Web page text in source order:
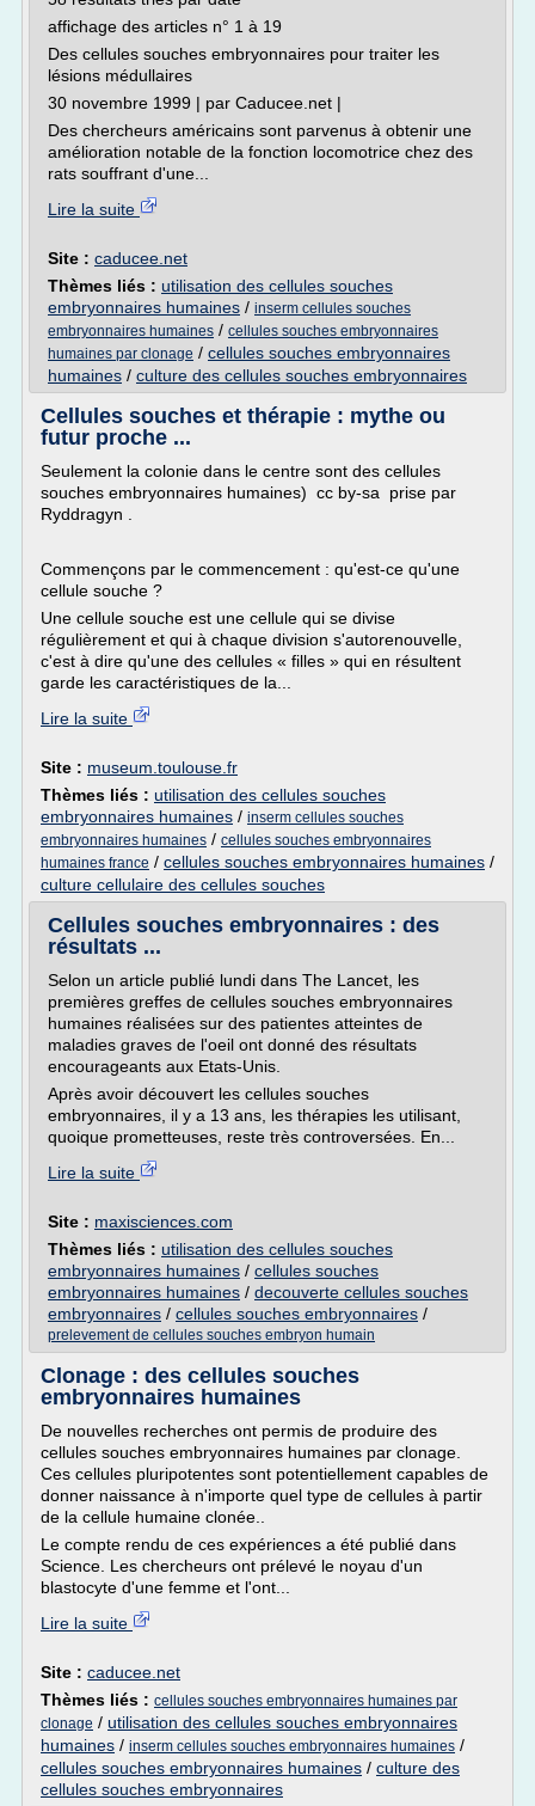
affichage des articles n° 1 à 19
Des cellules souches embryonnaires pour traiter les
lésions médullaires
30 novembre 1999 | par Caducee.net |
Des chercheurs américains sont parvenus à obtenir une
amélioration notable de la fonction locomotrice chez des
rats souffrant d'une...
Lire la suite
Site : caducee.net
Thèmes liés : utilisation des cellules souches
embryonnaires humaines / inserm cellules souches
embryonnaires humaines / cellules souches embryonnaires
humaines par clonage / cellules souches embryonnaires
humaines / culture des cellules souches embryonnaires
Cellules souches et thérapie : mythe ou
futur proche ...
Seulement la colonie dans le centre sont des cellules
souches embryonnaires humaines) cc by-sa prise par
Ryddragyn .
Commençons par le commencement : qu'est-ce qu'une
cellule souche ?
Une cellule souche est une cellule qui se divise
régulièrement et qui à chaque division s'autorenouvelle,
c'est à dire qu'une des cellules « filles » qui en résultent
garde les caractéristiques de la...
Lire la suite
Site : museum.toulouse.fr
Thèmes liés : utilisation des cellules souches
embryonnaires humaines / inserm cellules souches
embryonnaires humaines / cellules souches embryonnaires
humaines france / cellules souches embryonnaires humaines /
culture cellulaire des cellules souches
Cellules souches embryonnaires : des
résultats ...
Selon un article publié lundi dans The Lancet, les
premières greffes de cellules souches embryonnaires
humaines réalisées sur des patientes atteintes de
maladies graves de l'oeil ont donné des résultats
encourageants aux Etats-Unis.
Après avoir découvert les cellules souches
embryonnaires, il y a 13 ans, les thérapies les utilisant,
quoique prometteuses, reste très controversées. En...
Lire la suite
Site : maxisciences.com
Thèmes liés : utilisation des cellules souches
embryonnaires humaines / cellules souches
embryonnaires humaines / decouverte cellules souches
embryonnaires / cellules souches embryonnaires /
prelevement de cellules souches embryon humain
Clonage : des cellules souches
embryonnaires humaines
De nouvelles recherches ont permis de produire des
cellules souches embryonnaires humaines par clonage.
Ces cellules pluripotentes sont potentiellement capables de
donner naissance à n'importe quel type de cellules à partir
de la cellule humaine clonée..
Le compte rendu de ces expériences a été publié dans
Science. Les chercheurs ont prélevé le noyau d'un
blastocyte d'une femme et l'ont...
Lire la suite
Site : caducee.net
Thèmes liés : cellules souches embryonnaires humaines par
clonage / utilisation des cellules souches embryonnaires
humaines / inserm cellules souches embryonnaires humaines /
cellules souches embryonnaires humaines / culture des
cellules souches embryonnaires